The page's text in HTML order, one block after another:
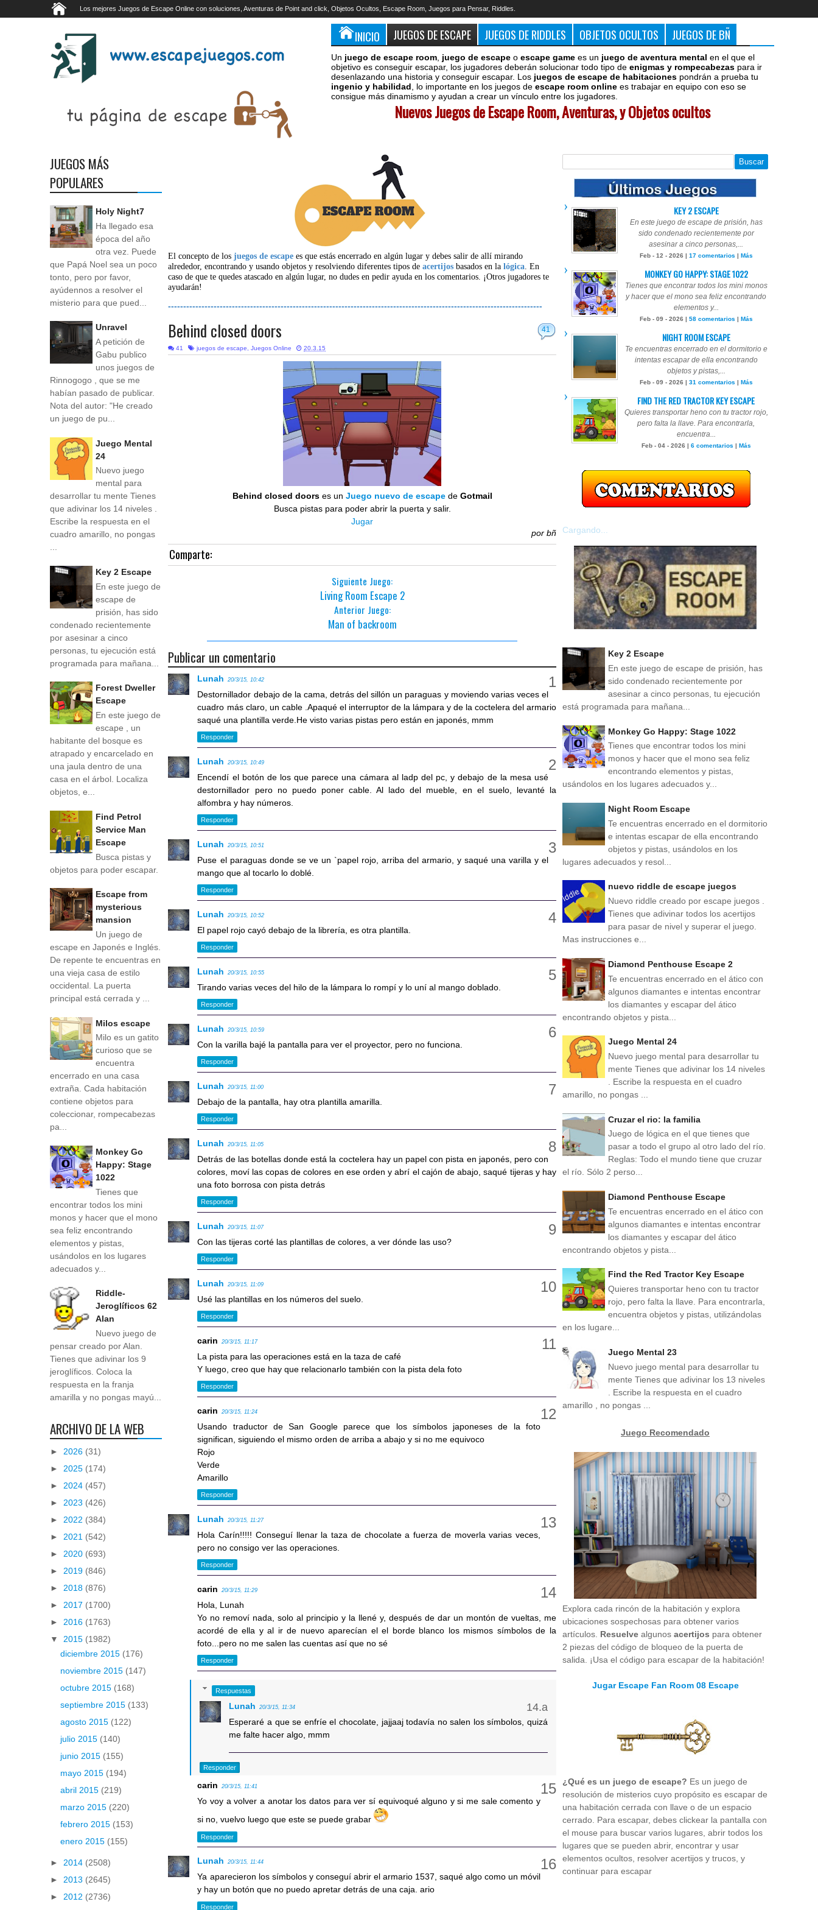
Los mejores Juegos de Escape Online con soluciones, Aventuras de Point and click, Objetos Ocultos, Escape Room, Juegos para Pensar, Riddles.
INICIO JUEGOS DE ESCAPE JUEGOS DE RIDDLES OBJETOS OCULTOS JUEGOS DE BÑ
Un juego de escape room juego de escape o escape game es un juego de aventura mental en el que el
objetivo es conseguir escapar, los jugadores deberán solucionar todo tipo de enigmas y rompecabezas para ir
desenlazando una historia y conseguir escapar. Los juegos de escape de habitaciones pondrán a prueba tu
ingenio y habilidad , lo importante en los juegos de escape room online es trabajar en equipo con eso se
consigue más dinamismo y ayudan a crear un vínculo entre los jugadores.
Nuevos Juegos de Escape Room, Aventuras, y Objetos ocultos
El concepto de losjuegos de escape es que estás encerrado en algún lugar y debes salir de allí mirando
alrededor, encontrando y usando objetos y resolviendo diferentes tipos deacertijos basados en lalógica. En
caso de que te quedes atascado en algún lugar, no dudes en pedir ayuda en los comentarios. ¡Otros jugadores te
ayudarán!
---------------------------------------------------------------------------------------------------------------------------
41
Behind closed doors
41 juegos de escape Juegos Online 20.3.15
Behind closed doorses un Juego nuevo de escapede Gotmail
Busca pistas para poder abrir la puerta y salir.
Jugar
por bñ
Comparte:
Siguiente Juego:
Living Room Escape 2
Anterior Juego:
Man of backroom
Publicar un comentario
Lunah 20/3/15, 10:42
Destornillador debajo de la cama, detrás del sillón un paraguas y moviendo varias veces el
cuadro más claro, un cable .Apaqué el interruptor de la lámpara y de la coctelera del armario
saqué una plantilla verde.He visto varias pistas pero están en japonés, mmm
Responder
Lunah 20/3/15, 10:49
Encendí el botón de los que parece una cámara al ladp del pc, y debajo de la mesa usé
destornillador pero no puedo poner cable. Al lado del mueble, en el suelo, levanté la
alfombra y hay números.
Responder
Lunah 20/3/15, 10:51
Puse el paraguas donde se ve un `papel rojo, arriba del armario, y saqué una varilla y el
mango que al tocarlo lo doblé.
Responder
Lunah 20/3/15, 10:52
El papel rojo cayó debajo de la librería, es otra plantilla.
Responder
Lunah 20/3/15, 10:55
Tirando varias veces del hilo de la lámpara lo rompí y lo uní al mango doblado.
Responder
Lunah 20/3/15, 10:59
Con la varilla bajé la pantalla para ver el proyector, pero no funciona.
Responder
Lunah 20/3/15, 11:00
Debajo de la pantalla, hay otra plantilla amarilla.
Responder
Lunah 20/3/15, 11:05
Detrás de las botellas donde está la coctelera hay un papel con pista en japonés, pero con
colores, moví las copas de colores en ese orden y abrí el cajón de abajo, saqué tijeras y hay
una foto borrosa con pista detrás
Responder
Lunah 20/3/15, 11:07
Con las tijeras corté las plantillas de colores, a ver dónde las uso?
Responder
Lunah 20/3/15, 11:09
Usé las plantillas en los números del suelo.
Responder
carin 20/3/15, 11:17
La pista para las operaciones está en la taza de café
Y luego, creo que hay que relacionarlo también con la pista dela foto
Responder
carin 20/3/15, 11:24
Usando traductor de San Google parece que los símbolos japoneses de la foto
significan, siguiendo el mismo orden de arriba a abajo y si no me equivoco
Rojo
Verde
Amarillo
Responder
Lunah 20/3/15, 11:27
Hola Carín!!!!! Conseguí llenar la taza de chocolate a fuerza de moverla varias veces,
pero no consigo ver las operaciones.
Responder
carin 20/3/15, 11:29
Hola, Lunah
Yo no removí nada, solo al principio y la llené y, después de dar un montón de vueltas, me
acordé de ella y al ir de nuevo aparecían el el borde blanco los mismos símbolos de la
foto...pero no me salen las cuentas así que no sé
Responder
Respuestas
Lunah 20/3/15, 11:34
Esperaré a que se enfríe el chocolate, jajjaaj todavía no salen los símbolos, quizá
me falte hacer algo, mmm
Responder
carin 20/3/15, 11:41
Yo voy a volver a anotar los datos para ver sí equivoqué alguno y si me sale comento y
si no, vuelvo luego que este se puede grabar
Responder
Lunah 20/3/15, 11:44
Ya aparecieron los símbolos y conseguí abrir el armario 1537, saqué algo como un móvil
y hay un botón que no puedo apretar detrás de una caja. ario
Responder
JUEGOS MÁS
POPULARES
Holy Night7
Ha llegado esa
época del año
otra vez. Puede
que Papá Noel sea un poco
tonto, pero por favor,
ayúdennos a resolver el
misterio para que pued...
Unravel
A petición de
Gabu publico
unos juegos de
Rinnogogo , que se me
habían pasado de publicar.
Nota del autor: "He creado
un juego de pu...
Juego Mental
24
Nuevo juego
mental para
desarrollar tu mente Tienes
que adivinar los 14 niveles .
Escribe la respuesta en el
cuadro amarillo, no pongas
...
Key 2 Escape
En este juego de
escape de
prisión, has sido
condenado recientemente
por asesinar a cinco
personas, tu ejecución está
programada para mañana...
Forest Dweller
Escape
En este juego de
escape , un
habitante del bosque es
atrapado y encarcelado en
una jaula dentro de una
casa en el árbol. Localiza
objetos, e...
Find Petrol
Service Man
Escape
Busca pistas y
objetos para poder escapar.
Escape from
mysterious
mansion
Un juego de
escape en Japonés e Inglés.
De repente te encuentras en
una vieja casa de estilo
occidental. La puerta
principal está cerrada y ...
Milos escape
Milo es un gatito
curioso que se
encuentra
encerrado en una casa
extraña. Cada habitación
contiene objetos para
coleccionar, rompecabezas
pa...
Monkey Go
Happy: Stage
1022
Tienes que
encontrar todos los mini
monos y hacer que el mono
sea feliz encontrando
elementos y pistas,
usándolos en los lugares
adecuados y...
Riddle-
Jeroglíficos 62
Alan
Nuevo juego de
pensar creado por Alan.
Tienes que adivinar los 9
jeroglíficos. Coloca la
respuesta en la franja
amarilla y no pongas mayú...
ARCHIVO DE LA WEB
► 2026 (31)
► 2025 (174)
► 2024 (457)
► 2023 (426)
► 2022 (384)
► 2021 (542)
► 2020 (693)
► 2019 (846)
► 2018 (876)
► 2017 (1700)
► 2016 (1763)
▼ 2015 (1982)
diciembre 2015 (176)
noviembre 2015 (147)
octubre 2015 (168)
septiembre 2015 (133)
agosto 2015 (122)
julio 2015 (140)
junio 2015 (155)
mayo 2015 (194)
abril 2015 (219)
marzo 2015 (220)
febrero 2015 (153)
enero 2015 (155)
► 2014 (2508)
► 2013 (2645)
► 2012 (2736)
KEY 2 ESCAPE
En este juego de escape de prisión, has
sido condenado recientemente por
asesinar a cinco personas,...
Feb - 12 - 2026 | 17 comentarios | Más
MONKEY GO HAPPY: STAGE 1022
Tienes que encontrar todos los mini monos
y hacer que el mono sea feliz encontrando
elementos y...
Feb - 09 - 2026 | 58 comentarios | Más
NIGHT ROOM ESCAPE
Te encuentras encerrado en el dormitorio e
intentas escapar de ella encontrando
objetos y pistas,...
Feb - 09 - 2026 | 31 comentarios | Más
FIND THE RED TRACTOR KEY ESCAPE
Quieres transportar heno con tu tractor rojo,
pero falta la llave. Para encontrarla,
encuentra...
Feb - 04 - 2026 | 6 comentarios | Más
Cargando...
Key 2 Escape
En este juego de escape de prisión, has
sido condenado recientemente por
asesinar a cinco personas, tu ejecución
está programada para mañana...
Monkey Go Happy: Stage 1022
Tienes que encontrar todos los mini
monos y hacer que el mono sea feliz
encontrando elementos y pistas,
usándolos en los lugares adecuados y...
Night Room Escape
Te encuentras encerrado en el dormitorio
e intentas escapar de ella encontrando
objetos y pistas, usándolos en los
lugares adecuados y resol...
nuevo riddle de escape juegos
Nuevo riddle creado por escape juegos .
Tienes que adivinar todos los acertijos
para pasar de nivel y superar el juego.
Mas instrucciones e...
Diamond Penthouse Escape 2
Te encuentras encerrado en el ático con
algunos diamantes e intentas encontrar
los diamantes y escapar del ático
encontrando objetos y pista...
Juego Mental 24
Nuevo juego mental para desarrollar tu
mente Tienes que adivinar los 14 niveles
. Escribe la respuesta en el cuadro
amarillo, no pongas ...
Cruzar el rio: la familia
Juego de lógica en el que tienes que
pasar a todo el grupo al otro lado del río.
Reglas: Todo el mundo tiene que cruzar
el río. Sólo 2 perso...
Diamond Penthouse Escape
Te encuentras encerrado en el ático con
algunos diamantes e intentas encontrar
los diamantes y escapar del ático
encontrando objetos y pista...
Find the Red Tractor Key Escape
Quieres transportar heno con tu tractor
rojo, pero falta la llave. Para encontrarla,
encuentra objetos y pistas, utilizándolas
en los lugare...
Juego Mental 23
Nuevo juego mental para desarrollar tu
mente Tienes que adivinar los 13 niveles
. Escribe la respuesta en el cuadro
amarillo , no pongas ...
Juego Recomendado
Explora cada rincón de la habitación y explora
ubicaciones sospechosas para obtener varios
artículos. Resuelve algunos acertijos para obtener
2 piezas del código de bloqueo de la puerta de
salida. ¡Usa el código para escapar de la habitación!
Jugar Escape Fan Room 08 Escape
¿Qué es un juego de escape? Es un juego de
resolución de misterios cuyo propósito es escapar de
una habitación cerrada con llave o de un espacio
cerrado. Para escapar, debes clickear la pantalla con
el mouse para buscar varios lugares, abrir todos los
lugares que se pueden abrir, encontrar y usar
elementos ocultos, resolver acertijos y trucos, y
continuar para escapar